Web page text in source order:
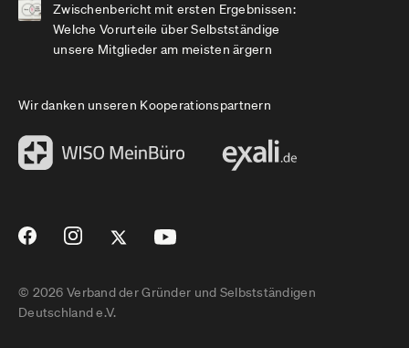
Zwischenbericht mit ersten Ergebnissen:
Welche Vorurteile über Selbstständige
unsere Mitglieder am meisten ärgern
Wir danken unseren Kooperationspartnern
© 2026 Verband der Gründer und Selbstständigen
Deutschland e.V.